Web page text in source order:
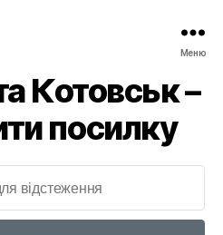
Меню
Котовськ –
посилку